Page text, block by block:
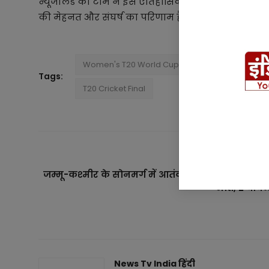
की मेहनत और संघर्ष का परिणाम है, जिसने उन्हें विश्व कप
Tags:
Women's T20 World Cup New Zealand vs
T20 Cricket Final
जम्मू-कश्मीर के सोनमर्ग में आतंकी हमला: 3 मजदूरों की
मौत, 2
News Tv India हिंदी